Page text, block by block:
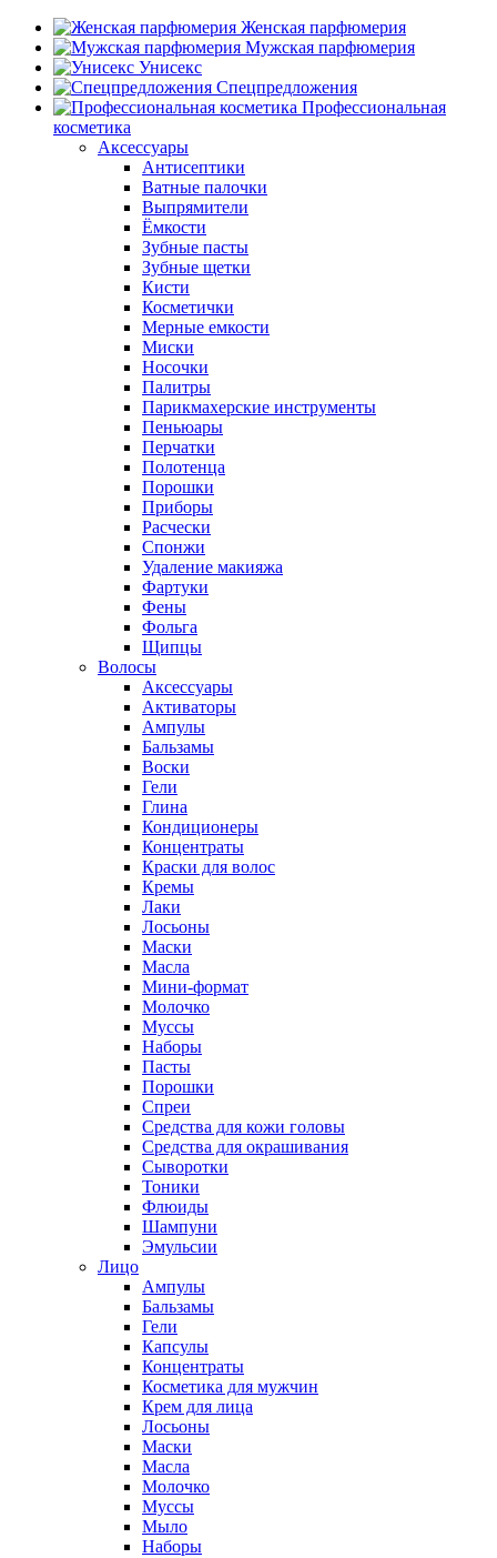
Женская парфюмерия
Мужская парфюмерия
Унисекс
Спецпредложения
Профессиональная
косметика
Аксессуары
Антисептики
Ватные палочки
Выпрямители
Ёмкости
Зубные пасты
Зубные щетки
Кисти
Косметички
Мерные емкости
Миски
Носочки
Палитры
Парикмахерские инструменты
Пеньюары
Перчатки
Полотенца
Порошки
Приборы
Расчески
Спонжи
Удаление макияжа
Фартуки
Фены
Фольга
Щипцы
Волосы
Аксессуары
Активаторы
Ампулы
Бальзамы
Воски
Гели
Глина
Кондиционеры
Концентраты
Краски для волос
Кремы
Лаки
Лосьоны
Маски
Масла
Мини-формат
Молочко
Муссы
Наборы
Пасты
Порошки
Спреи
Средства для кожи головы
Средства для окрашивания
Сыворотки
Тоники
Флюиды
Шампуни
Эмульсии
Лицо
Ампулы
Бальзамы
Гели
Капсулы
Концентраты
Косметика для мужчин
Крем для лица
Лосьоны
Маски
Масла
Молочко
Муссы
Мыло
Наборы